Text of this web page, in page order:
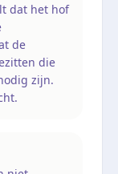
dat het hof
de
die
zijn.